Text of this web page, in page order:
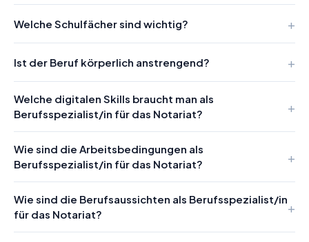
Welche Schulfächer sind wichtig?
Ist der Beruf körperlich anstrengend?
Welche digitalen Skills braucht man als
Berufsspezialist/in für das Notariat?
Wie sind die Arbeitsbedingungen als
Berufsspezialist/in für das Notariat?
Wie sind die Berufsaussichten als Berufsspezialist/in
für das Notariat?